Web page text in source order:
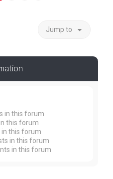
Jump to
in this forum
this forum
in this forum
in this forum
in this forum